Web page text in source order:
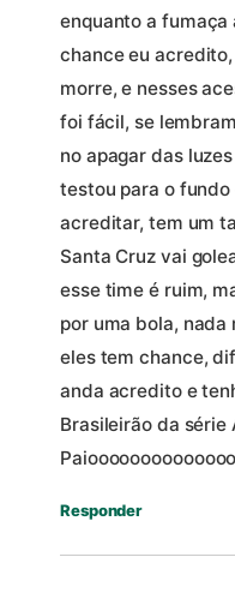
enquanto a fumaça
chance eu
morre, e nesses
foi fácil, se
no apagar das
testou para o
acreditar, tem um
Santa Cruz vai
esse time é ruim,
por uma bola, nada
eles tem chance,
anda acredito e
Brasileirão da série
Responder